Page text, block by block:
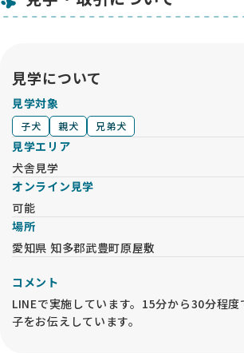
見学について
見学対象
子犬 親犬 兄弟犬
見学エリア
犬舎見学
オンライン見学
可能
場所
愛知県 知多郡武豊町原屋敷
コメント
LINEで実施しています。15分から30分程
子をお伝えしています。